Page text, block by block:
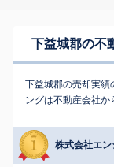
下益城郡の不
下益城郡の売却実績
ングは不動産会社か
株式会社エン